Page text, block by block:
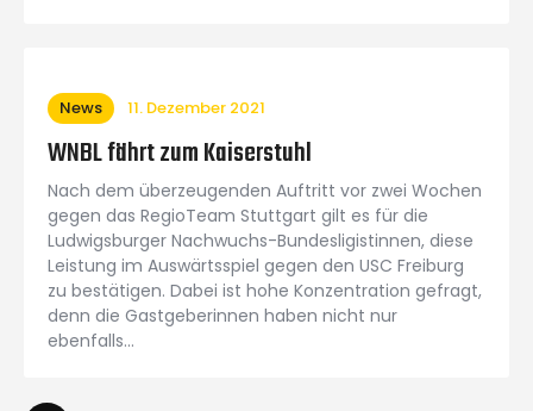
News 11. Dezember 2021
WNBL fährt zum Kaiserstuhl
Nach dem überzeugenden Auftritt vor zwei Wochen
gegen das RegioTeam Stuttgart gilt es für die
Ludwigsburger Nachwuchs-Bundesligistinnen, diese
Leistung im Auswärtsspiel gegen den USC Freiburg
zu bestätigen. Dabei ist hohe Konzentration gefragt,
denn die Gastgeberinnen haben nicht nur
ebenfalls…